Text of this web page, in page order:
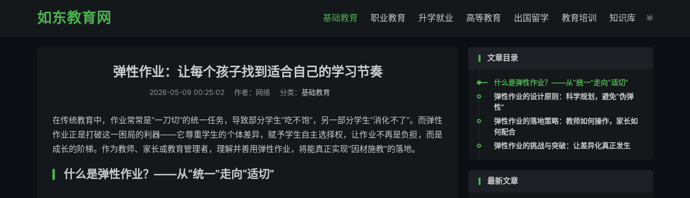
如东教育网 
基础教育 职业教育 升学就业 高等教育 出国留学 教育培训 知识库
弹性作业：让每个孩子找到适合自己的学习节奏
2026-05-09 00:25:02 作者：网络 分类： 基础教育
在传统教育中，作业常常是“一刀切”的统一任务，导致部分学生“吃不饱”，另一部分学生“消化不了”。而弹性
作业正是打破这一困局的利器——它尊重学生的个体差异，赋予学生自主选择权，让作业不再是负担，而是
成长的阶梯。作为教师、家长或教育管理者，理解并善用弹性作业，将能真正实现“因材施教”的落地。
什么是弹性作业？——从“统一”走向“适切”
文章目录
什么是弹性作业？——从“统一”走向“适切”
弹性作业的设计原则：科学规划，避免“伪弹
性”
弹性作业的落地策略：教师如何操作，家长如
何配合
弹性作业的挑战与突破：让差异化真正发生
最新文章